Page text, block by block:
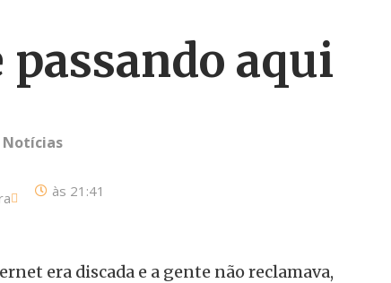
passando aqui
Notícias
às 21:41
era discada e a gente não reclamava,